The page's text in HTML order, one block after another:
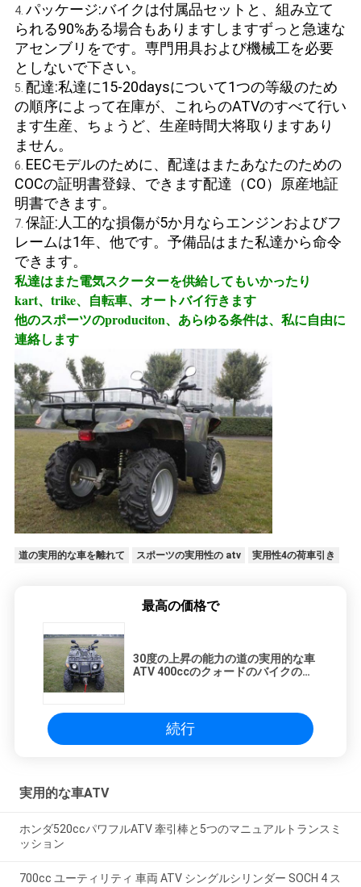
4. パッケージ:バイクは付属品セットと、組み立て
られる90%ある場合もありますしますずっと急速な
アセンブリをです。 専門用具および機械工を必要
としないで下さい。
5. 配達:私達に15-20daysについて1つの等級のため
の順序によって在庫が、これらのATVのすべて行い
ます生産、ちょうど、生産時間大将取りますあり
ません。
6. EECモデルのために、配達はまたあなたのための
COCの証明書登録、できます配達（CO）原産地証
明書できます。
7. 保証:人工的な損傷が5か月ならエンジンおよびフ
レームは1年、他です。予備品はまた私達から命令
できます。
私達はまた電気スクーターを供給してもいかったり
kart、trike、自転車、オートバイ行きます
他のスポーツのproduciton、 あらゆる条件は、私に自由に
連絡します
道の実用的な車を離れて スポーツの実用性の atv 実用性4の荷車引き
最高の価格で
30度の上昇の能力の道の実用的な車
ATV 400ccのクォードのバイクの大
続行
実用的な車ATV
ホンダ520ccパワフルATV 牽引棒と5つのマニュアルトランスミ
ッション
700cc ユーティリティ 車両 ATV シングルシリンダー SOCH 4 ス